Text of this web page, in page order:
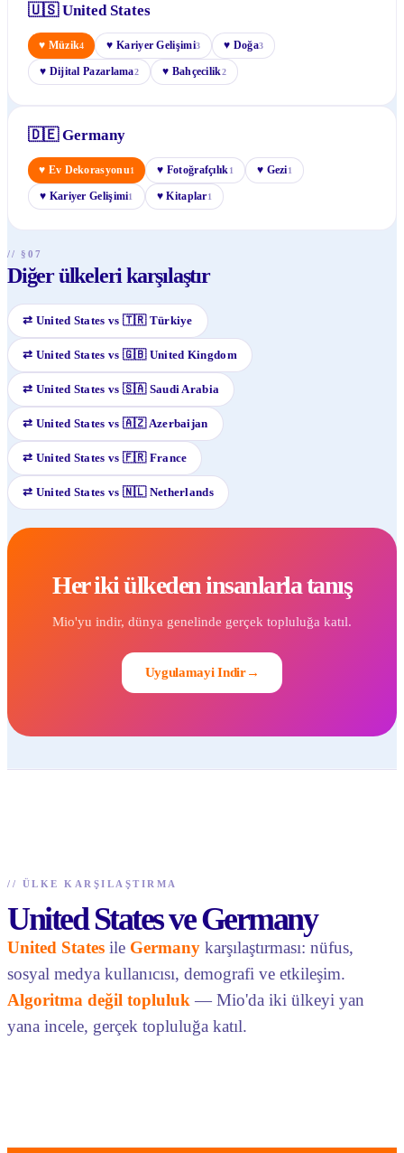
🇺🇸 United States
♥ Müzik4 ♥Kariyer Gelişimi3 ♥ Doğa3
♥ Dijital Pazarlama2 ♥ Bahçecilik2
🇩🇪 Germany
♥ Ev Dekorasyonu1 ♥ Fotoğrafçılık 1 ♥ Gezi1
♥ Kariyer Gelişimi1 ♥Kitaplar1
// §07
Diğer ülkeleri karşılaştır
⇄ United States vs 🇹🇷 Türkiye
⇄ United States vs 🇬🇧 United Kingdom
⇄ United States vs 🇸🇦 Saudi Arabia
⇄ United States vs 🇦🇿 Azerbaijan
⇄ United States vs 🇫🇷 France
⇄ United States vs 🇳🇱 Netherlands
Her iki ülkeden insanlarla tanış
Mio'yu indir, dünya genelinde gerçek topluluğa katıl.
Uygulamayi Indir→
// ÜLKE KARŞILAŞTIRMA
United States ve Germany
United States ile Germany karşılaştırması: nüfus,
sosyal medya kullanıcısı, demografi ve etkileşim.
Algoritma değil topluluk — Mio'da iki ülkeyi yan
yana incele, gerçek topluluğa katıl.